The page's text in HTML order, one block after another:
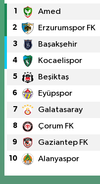
1 Amed
2 Erzurumspor FK
3 Başakşehir
4 Kocaelispor
5 Beşiktaş
6 Eyüpspor
7 Galatasaray
8 Çorum FK
9 Gaziantep FK
10 Alanyaspor